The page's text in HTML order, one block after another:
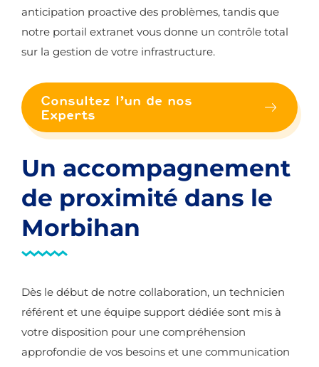
anticipation proactive des problèmes, tandis que
notre portail extranet vous donne un contrôle total
sur la gestion de votre infrastructure.
Consultez l’un de nos
Experts
Un accompagnement
de proximité dans le
Morbihan
Dès le début de notre collaboration, un technicien
référent et une équipe support dédiée sont mis à
votre disposition pour une compréhension
approfondie de vos besoins et une communication